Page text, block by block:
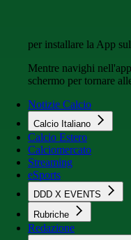
per installare la App
Mentre navighi
schermo per tornare
Notizie Calcio
Calcio Italiano
Calcio Estero
Calciomercato
Streaming
eSports
DDD X EVENTS
Rubriche
Redazione